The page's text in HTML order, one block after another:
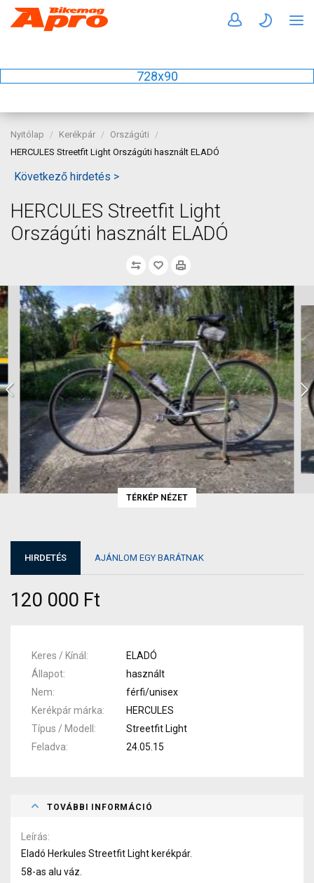
728x90
Nyitólap Kerékpár
Országúti
HERCULES Streetfit Light Országúti használt ELADÓ
Következő hirdetés >
HERCULES Streetfit Light
Országúti használt ELADÓ
TÉRKÉP NÉZET
HIRDETÉS AJÁNLOM EGY BARÁTNAK
120 000 Ft
Keres / Kínál
ELADÓ
Állapot
használt
Nem
férfi/unisex
Kerékpár márka
HERCULES
Típus / Modell
Streetfit Light
Feladva
24.05.15
TOVÁBBI INFORMÁCIÓ
Leírás
Eladó Herkules Streetfit Light kerékpár.
58-as alu váz.